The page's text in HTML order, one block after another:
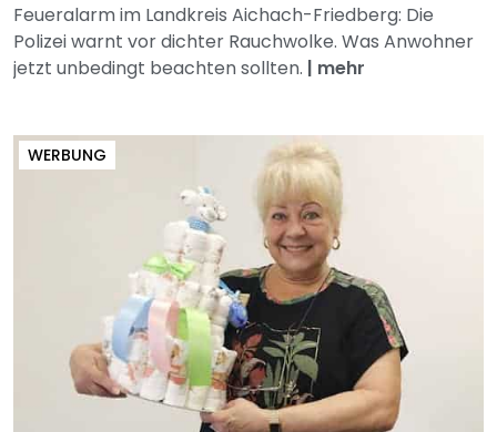
Feueralarm im Landkreis Aichach-Friedberg: Die
Polizei warnt vor dichter Rauchwolke. Was Anwohner
jetzt unbedingt beachten sollten. | mehr
WERBUNG